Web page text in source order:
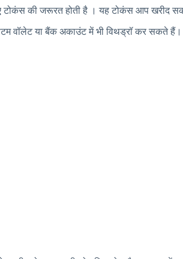
की जरूरत होती है । यह टोकंस आप खरीद
वॉलेट या बैंक अकाउंट में भी विथड्रॉ कर सकते हैं।